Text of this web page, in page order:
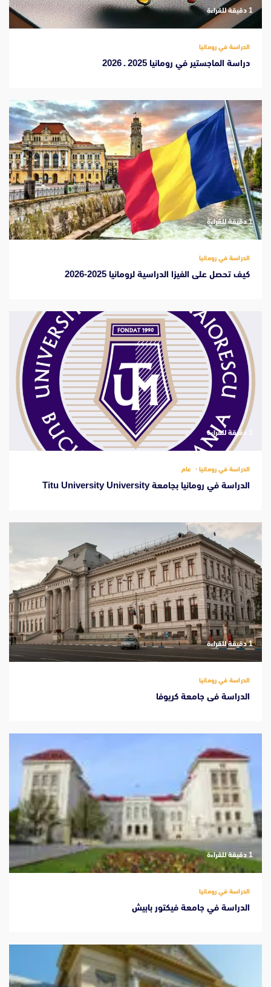
‫1 دقيقة للقراءة
الدراسة في رومانيا
دراسة الماجستير في رومانيا 2025 ـ 2026
‫1 دقيقة للقراءة
الدراسة في رومانيا
كيف تحصل على الفيزا الدراسية لرومانيا 2025-2026
الدراسة في رومانيا عام
الدراسة في رومانيا بجامعة Titu University University
‫1 دقيقة للقراءة
الدراسة في رومانيا
الدراسة فى جامعة كريوفا
‫1 دقيقة للقراءة
الدراسة في رومانيا
الدراسة في جامعة فيكتور بابيش